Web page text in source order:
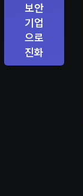
보안
기업
으로
진화